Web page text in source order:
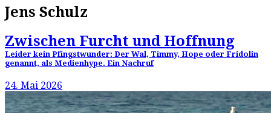
Jens Schulz
Zwischen Furcht und Hoffnung
Leider kein Pfingstwunder: Der Wal, Timmy, Hope oder Fridolin
genannt, als Medienhype. Ein Nachruf
24. Mai 2026